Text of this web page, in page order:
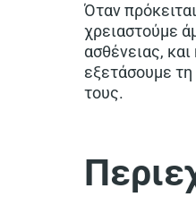
Όταν
χρειαστούμε
ασθένειας,
εξετάσουμε
τους.